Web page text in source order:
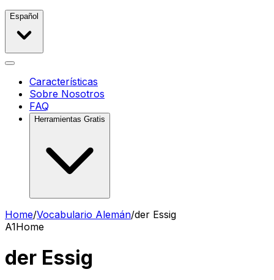
Español
Características
Sobre Nosotros
FAQ
Herramientas Gratis
Home/Vocabulario Alemán/der Essig
A1Home
der Essig